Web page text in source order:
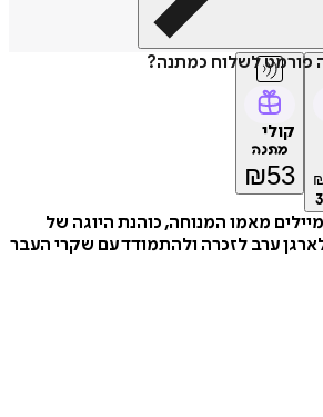
פורמט לשלוח כמתנה?
קולי
מתנה
₪53
מאמו המנוחה, כוהנת היוגה של
ערב לזכרה ולהתמודד עם שקרי העבר